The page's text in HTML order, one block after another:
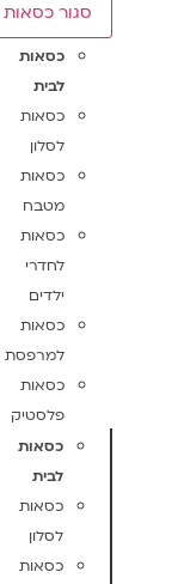
סגור כסאות
כסאות
לבית
כסאות
לסלון
כסאות
מטבח
כסאות
לחדרי
ילדים
כסאות
למרפסת
כסאות
פלסטיק
כסאות
לבית
כסאות
לסלון
כסאות